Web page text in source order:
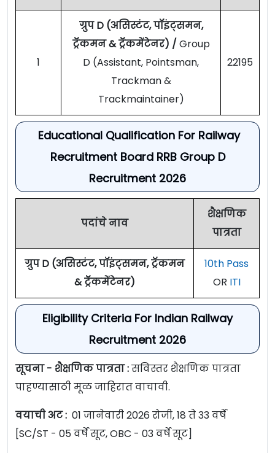
1
ग्रुप D (असिस्टंट, पॉइंट्समन,
ट्रॅकमन & ट्रॅकमेंटेनर) / Group
D (Assistant, Pointsman,
Trackman &
Trackmaintainer)
22195
Educational Qualification For Railway
Recruitment Board RRB Group D
Recruitment 2026
पदांचे नाव
शैक्षणिक
पात्रता
ग्रुप D (असिस्टंट, पॉइंट्समन, ट्रॅकमन
& ट्रॅकमेंटेनर)
10th Pass
OR ITI
Eligibility Criteria For Indian Railway
Recruitment 2026
सूचना - शैक्षणिक पात्रता :सविस्तर शैक्षणिक पात्रता
पाहण्यासाठी मूळ जाहिरात वाचावी.
वयाची अट : 01 जानेवारी 2026 रोजी, 18 ते 33 वर्षे
[SC/ST - 05 वर्षे सूट, OBC - 03 वर्षे सूट]